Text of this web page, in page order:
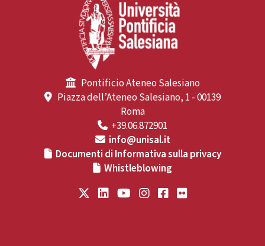
Pontificio Ateneo Salesiano
Piazza dell’Ateneo Salesiano, 1 - 00139
Roma
+39.06.872901
info@unisal.it
Documenti di Informativa sulla privacy
Whistleblowing